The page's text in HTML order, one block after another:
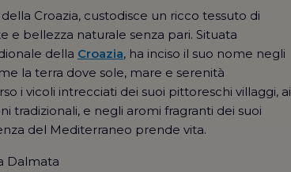
Croazia, custodisce un ricco tessuto di
e bellezza naturale senza pari. Situata
della Croazia, ha inciso il suo nome negli
la terra dove sole, mare e serenità
i vicoli intrecciati dei suoi pittoreschi villaggi, ai
tradizionali, e negli aromi fragranti dei suoi
del Mediterraneo prende vita.
Dalmata